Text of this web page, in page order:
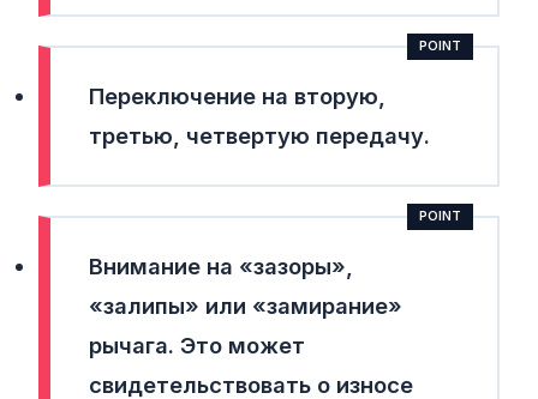
Переключение на вторую,
третью, четвертую передачу.
Внимание на «зазоры»,
«залипы» или «замирание»
рычага. Это может
свидетельствовать о износе